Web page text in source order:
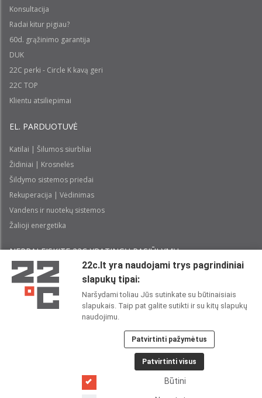
Konsultacija
Radai kitur pigiau?
60d. grąžinimo garantija
DUK
22C perki - Circle K kavą geri
22C TOP
Klientu atsiliepimai
EL. PARDUOTUVĖ
Katilai | Šilumos siurbliai
Židiniai | Krosnelės
Šildymo sistemos priedai
Rekuperacija | Vėdinimas
Vandens ir nuotekų sistemos
Žalioji energetika
NEPRALEISKITE 22С YPATINGŲ PASIŪLYMŲ:
Perskaičiau ir sutinku su 22CPrivatumo politika
22C SOCIALINIUOSE TINKLUOSE:
22c.lt yra naudojami trys pagrindiniai
slapukų tipai:
Naršydami toliau Jūs sutinkate su būtinaisiais
slapukais. Taip pat galite sutikti ir su kitų slapukų
naudojimu.
Patvirtinti pažymėtus
Patvirtinti visus
Būtini